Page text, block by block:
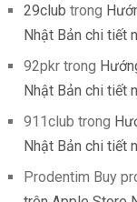
29club trong
Nhật Bản chi tiết
92pkrtrong
Nhật Bản chi tiết
911club trong
Nhật Bản chi tiết
Prodentim Buy